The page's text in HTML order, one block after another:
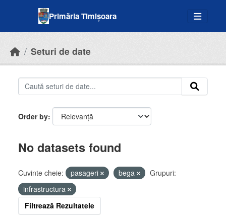
Primăria Timișoara
Seturi de date
Order by
No datasets found
Cuvinte cheie: pasageri bega
Grupuri:
infrastructura
Filtrează Rezultatele